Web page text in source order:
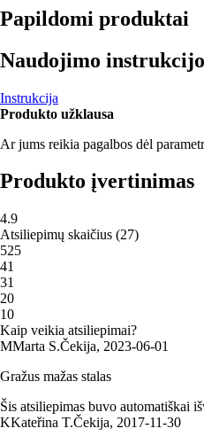
Papildomi produktai
Naudojimo
Instrukcija
Produkto užklausa
Ar jums reikia pagalbos dėl
Produkto įvertinimas
4.9
Atsiliepimų skaičius (27)
525
41
31
20
10
Kaip veikia atsiliepimai?
MMarta S.Čekija, 2023‑06‑01
Gražus mažas stalas
Šis atsiliepimas buvo automatiškai
KKateřina T.Čekija, 2017‑11‑30